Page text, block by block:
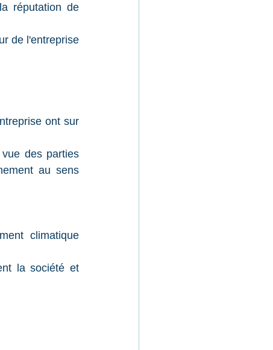
réputation de
de l'entreprise
ont sur
des parties
au sens
climatique
la société et